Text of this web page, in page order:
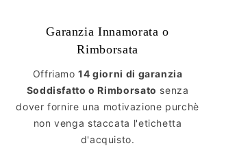
Garanzia Innamorata o
Rimborsata
Offriamo14 giorni di garanzia
Soddisfatto o Rimborsato senza
dover fornire una motivazione purchè
non venga staccata l'etichetta
d'acquisto.